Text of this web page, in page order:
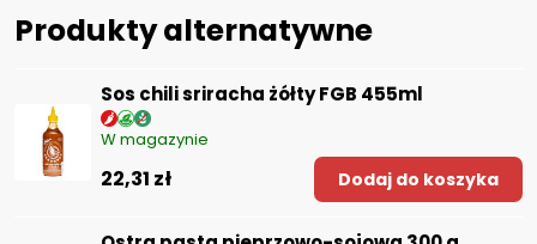
Produkty alternatywne
Sos chili sriracha żółty FGB 455ml
W magazynie
22,31 zł Dodaj do koszyka